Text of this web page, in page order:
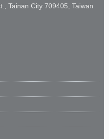
Tainan City 709405, Taiwan